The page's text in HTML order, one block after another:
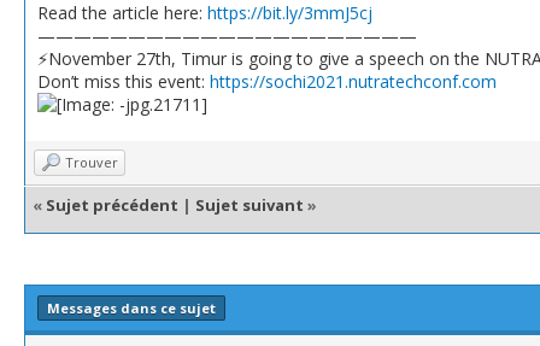
Read the article here: https://bit.ly/3mmJ5cj
—————————————————————
⚡️November 27th, Timur is going to give a speech on the
Don’t miss this event: https://sochi2021.nutratechconf.com
Trouver
« Sujet précédent | Sujet suivant »
Messages dans ce sujet